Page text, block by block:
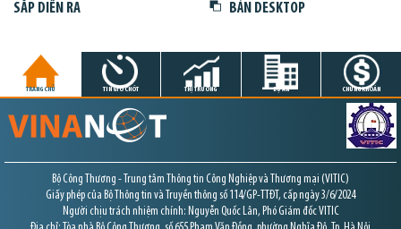
SẮP DIỄN RA BẢN DESKTOP
TRANG CHỦ TIN GIỜ CHÓT THỊ TRƯỜNG DỰ ÁN CHỨNG KHOÁN
Bộ Công Thương - Trung tâm Thông tin Công Nghiệp và Thương mại (VITIC)
Giấy phép của Bộ Thông tin và Truyền thông số 114/GP-TTĐT, cấp ngày 3/6/2024
Người chịu trách nhiệm chính: Nguyễn Quốc Lân, Phó Giám đốc VITIC